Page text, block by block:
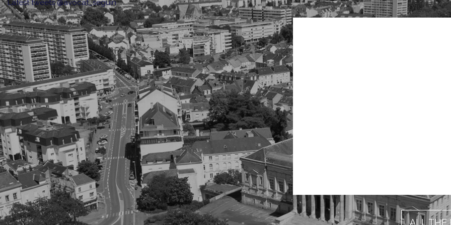
Latest tweets @avocat_seguin
ALL THE